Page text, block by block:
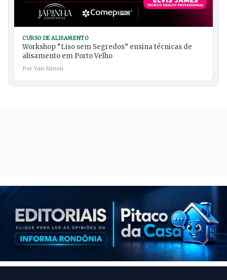
CURSO DE ALISAMENTO
Workshop “Liso sem Segredos” ensina técnicas de
alisamento em Porto Velho
Por Yan Simon